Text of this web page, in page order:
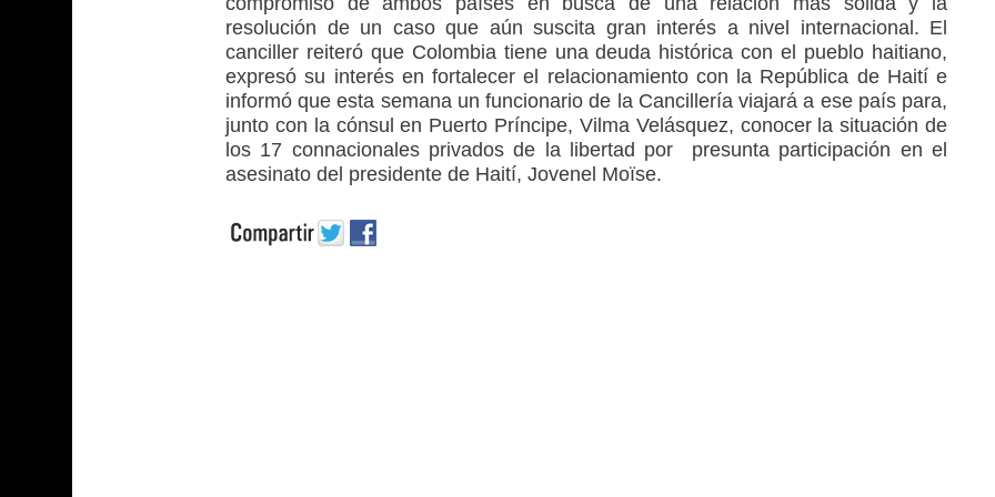
resolución de un caso que aún suscita gran interés a nivel internacional. El
canciller reiteró que Colombia tiene una deuda histórica con el pueblo haitiano,
expresó su interés en fortalecer el relacionamiento con la República de Haití e
informó que esta semana un funcionario de la Cancillería viajará a ese país para,
junto con la cónsul en Puerto Príncipe, Vilma Velásquez, conocer la situación de
los 17 connacionales privados de la libertad por presunta participación en el
asesinato del presidente de Haití, Jovenel Moïse.